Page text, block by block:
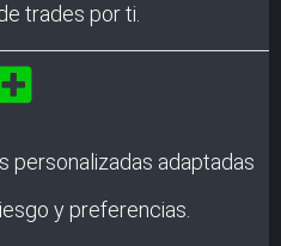
trades por ti.
personalizadas adaptadas
y preferencias.